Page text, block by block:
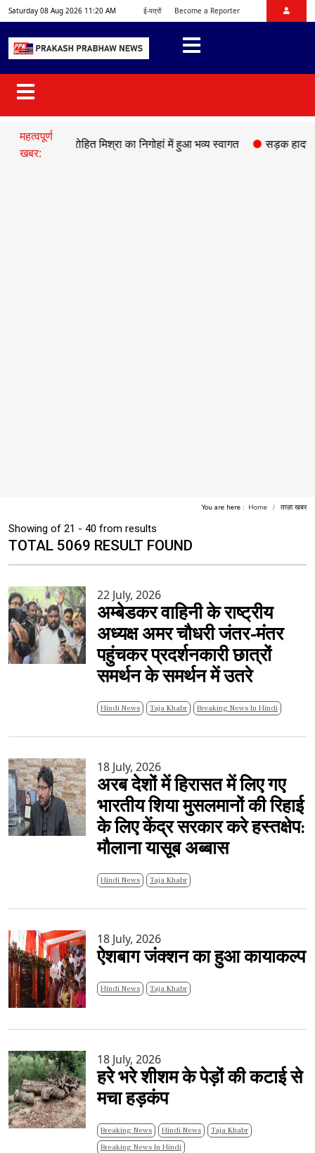
Saturday 08 Aug 2026 11:20 AM ई-पत्रों Become a Reporter
महत्वपूर्ण
खबर:
डॉ. रोहित मिश्रा का निगोहां में हुआ भव्य स्वागत ●सड़क हादसे में
You are here : Home ताज़ा खबर
Showing of 21 - 40 from results
TOTAL 5069 RESULT FOUND
22 July, 2026
अम्बेडकर वाहिनी के राष्ट्रीय
अध्यक्ष अमर चौधरी जंतर-मंतर
पहुंचकर प्रदर्शनकारी छात्रों
समर्थन के समर्थन में उतरे
Hindi News Taja Khabr Breaking News In Hindi
18 July, 2026
अरब देशों में हिरासत में लिए गए
भारतीय शिया मुसलमानों की रिहाई
के लिए केंद्र सरकार करे हस्तक्षेप:
मौलाना यासूब अब्बास
Hindi News Taja Khabr
18 July, 2026
ऐशबाग जंक्शन का हुआ कायाकल्प
Hindi News Taja Khabr
18 July, 2026
हरे भरे शीशम के पेड़ों की कटाई से
मचा हड़कंप
Breaking News Hindi News
Taja Khabr
Breaking News In Hindi